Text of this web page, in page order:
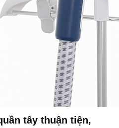
tây thuận tiện,